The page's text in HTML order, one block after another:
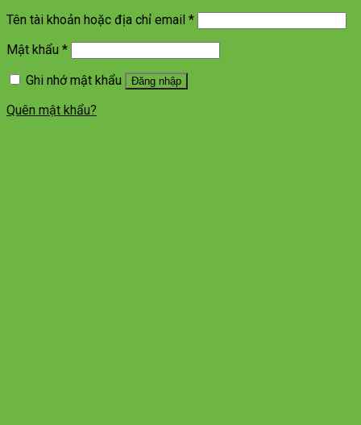
Tên tài khoản hoặc địa chỉ email *
Mật khẩu *
Ghi nhớ mật khẩu
Đăng nhập
Quên mật khẩu?